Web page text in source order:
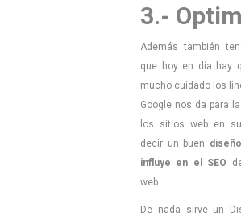
3.-
Además también
que hoy en día hay
mucho cuidado los
Google nos da para
los sitios web en
decir un buen
influye en el SEO
web.
De nada sirve un